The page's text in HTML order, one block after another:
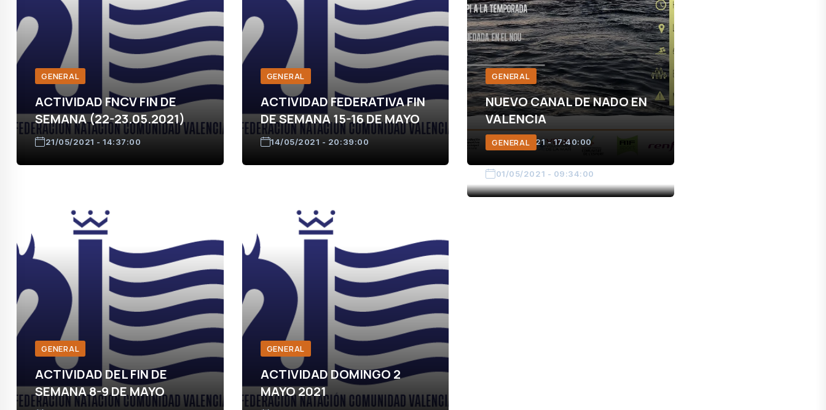
GENERAL
ACTIVIDAD FNCV FIN DE
SEMANA (22-23.05.2021)
21/05/2021 - 14:37:00
GENERAL
ACTIVIDAD FEDERATIVA FIN
DE SEMANA 15-16 DE MAYO
14/05/2021 - 20:39:00
GENERAL
NUEVO CANAL DE NADO EN
VALENCIA
14/05/2021 - 17:40:00
GENERAL
ACTIVIDAD DEL FIN DE
SEMANA 8-9 DE MAYO
GENERAL
ACTIVIDAD DOMINGO 2
MAYO 2021
GENERAL
01/05/2021 - 09:34:00